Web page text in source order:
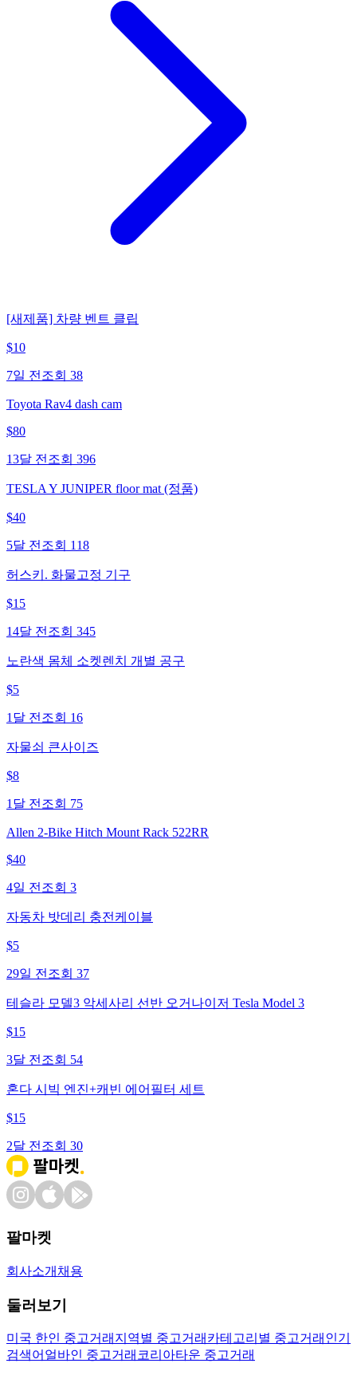
[새제품] 차량 벤트 클립
$10
7일 전 조회 38
Toyota Rav4 dash cam
$80
13달 전 조회 396
TESLA Y JUNIPER floor mat (정품)
$40
5달 전 조회 118
허스키. 화물고정 기구
$15
14달 전 조회 345
노란색 몸체 소켓렌치 개별 공구
$5
1달 전 조회 16
자물쇠 큰사이즈
$8
1달 전 조회 75
Allen 2-Bike Hitch Mount Rack 522RR
$40
4일 전 조회 3
자동차 밧데리 충전케이블
$5
29일 전 조회 37
테슬라 모델3 악세사리 선반 오거나이저 Tesla Model 3
$15
3달 전 조회 54
혼다 시빅 엔진+캐빈 에어필터 세트
$15
2달 전 조회 30
팔마켓
회사소개 채용
둘러보기
미국 한인 중고거래 지역별 중고거래 카테고리별 중고거래 인기
검색어 얼바인 중고거래 코리아타운 중고거래